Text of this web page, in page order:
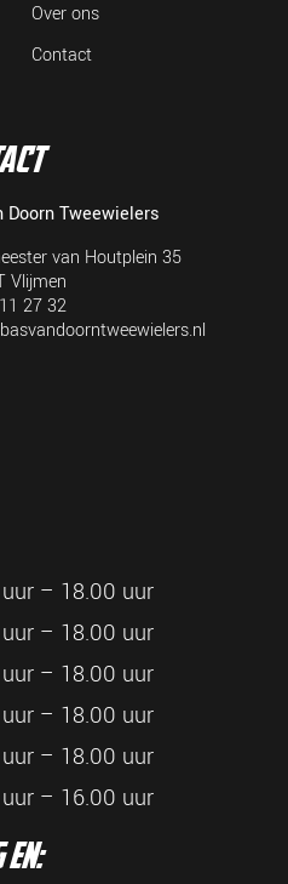
Over ons
Contact
Doorn Tweewielers
van Houtplein 35
Vlijmen
27 32
– 18.00 uur
– 18.00 uur
– 18.00 uur
– 18.00 uur
– 18.00 uur
– 16.00 uur